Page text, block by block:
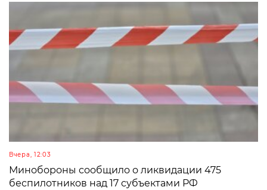
Вчера, 12:03
Минобороны сообщило о ликвидации 475
беспилотников над 17 субъектами РФ